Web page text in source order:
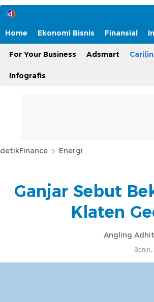
Home Ekonomi Bisnis Finansial
For Your Business Adsmart
Infografis
detikFinance Energi
Ganjar Sebut
Klaten
Angling
Senin,